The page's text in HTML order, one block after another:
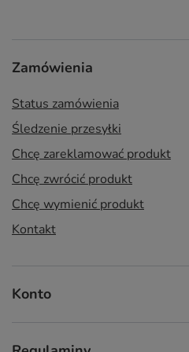
Zamówienia
Status zamówienia
Śledzenie przesyłki
Chcę zareklamować produkt
Chcę zwrócić produkt
Chcę wymienić produkt
Kontakt
Konto